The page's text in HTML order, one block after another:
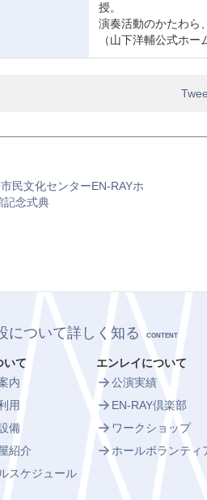
授。
演奏活動のかたわら
（山下洋輔公式ホー
民文化センターEN-RAYホ
記念式典
について詳しく知る CONTENT
いて
内
用
備
紹介
スケジュール
エンレイについて
公演実績
EN-RAY倶楽部
ワークショップ
ホールボランティ